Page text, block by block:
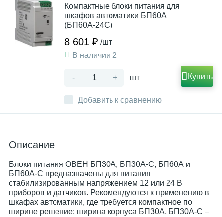
Добавить к сравнению
Компактные блоки питания для
шкафов автоматики БП60А
(БП60А-24С)
8 601 ₽ /шт
В наличии 2
- + шт Купить
Описание
Блоки питания ОВЕН БП30А, БП30А-С, БП60А и
БП60А-С предназначены для питания
стабилизированным напряжением 12 или 24 В
приборов и датчиков. Рекомендуются к применению в
шкафах автоматики, где требуется компактное по
ширине решение: ширина корпуса БП30А, БП30А-С –